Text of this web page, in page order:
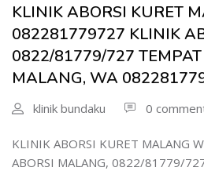
KLINIK ABORSI KURET
082281779727 KLINIK
0822/81779/727 TEMPAT
MALANG, WA
klinik bundaku 0
KLINIK ABORSI KURET MALANG
ABORSI MALANG, 0822/81779/